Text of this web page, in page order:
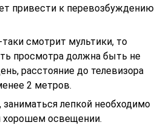
привести к перевозбуждению
смотрит мультики, то
просмотра должна быть не
расстояние до телевизора
2 метров.
заниматься лепкой необходимо
хорошем освещении.